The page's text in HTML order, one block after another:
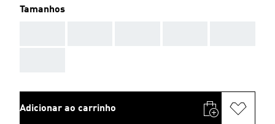
Tamanhos
Adicionar ao carrinho